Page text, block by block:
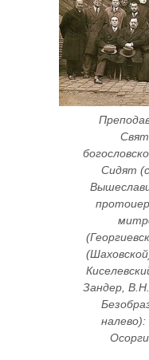
Сидят
Зандер,